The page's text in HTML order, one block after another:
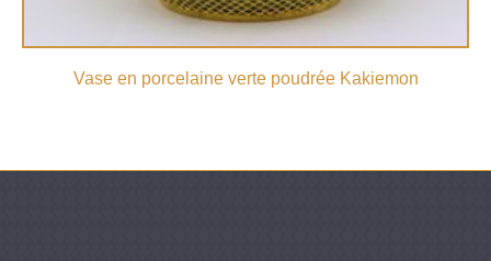
Vase en porcelaine verte poudrée Kakiemon